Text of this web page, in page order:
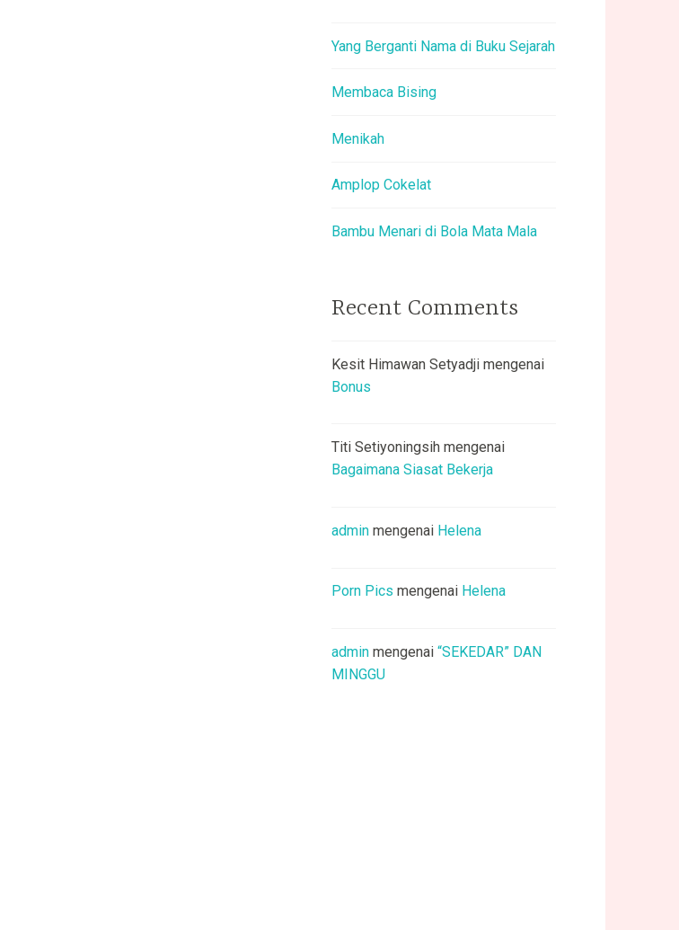
Yang Berganti Nama di Buku Sejarah
Membaca Bising
Menikah
Amplop Cokelat
Bambu Menari di Bola Mata Mala
Recent Comments
Kesit Himawan Setyadji mengenai
Bonus
Titi Setiyoningsih mengenai
Bagaimana Siasat Bekerja
admin mengenai Helena
Porn Pics mengenai Helena
admin mengenai “SEKEDAR” DAN
MINGGU